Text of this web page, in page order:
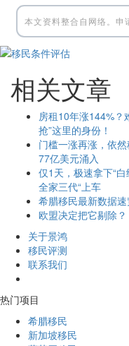
本文资料整合自网络。申
相关文章
房租10年涨144%？
抢”这里的身份！
门槛一涨再涨，依
77亿美元涌入
仅1天，极速拿下“
全家三代“上车
希腊移民最新数据
欧盟决定把它剔除
关于景鸿
移民评测
联系我们
热门项目
希腊移民
新加坡移民